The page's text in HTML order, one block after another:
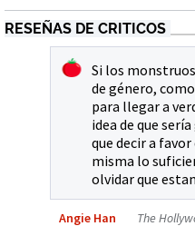
RESEÑAS DE CRITICOS
Si los
de género,
para llegar a
idea de que
que decir a
misma lo
olvidar que
Angie Han The